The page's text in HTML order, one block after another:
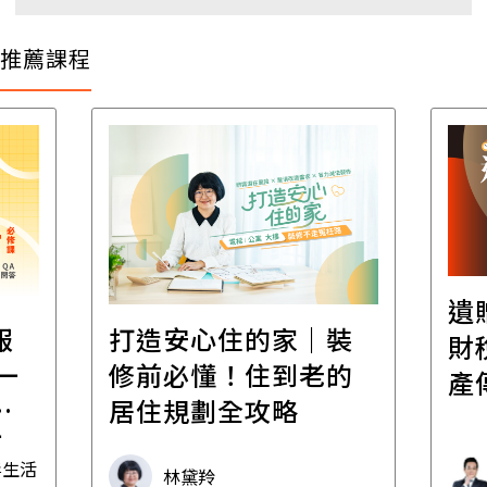
推薦課程
活
打造安心住的家｜裝
修前必懂！住到老的
居住規劃全攻略
林黛羚
遺
財
產